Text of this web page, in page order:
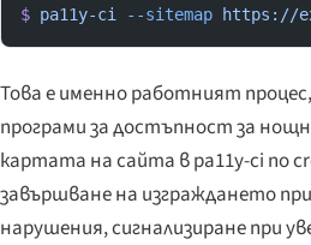
$ pa11y-ci --sitemap https://
Това е именно работният
програми за достъпност за
картата на сайта в pa11y-ci по
завършване на изграждането
нарушения, сигнализиране при